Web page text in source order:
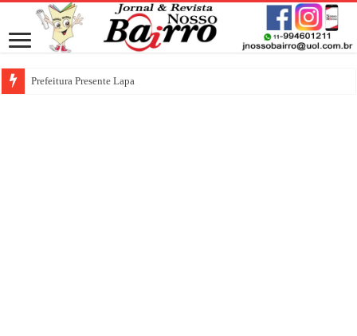
Prefeitura Presente Lapa